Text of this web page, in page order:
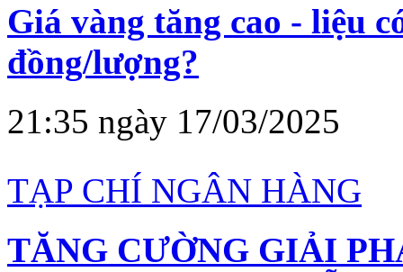
Giá vàng tăng cao - liệu
đồng/lượng?
21:35 ngày 17/03/2025
TẠP CHÍ NGÂN HÀNG
TĂNG CƯỜNG GIẢI